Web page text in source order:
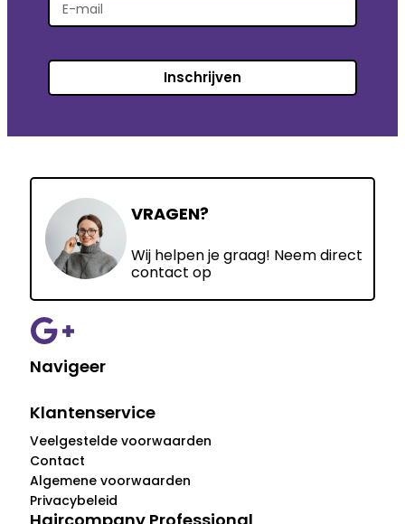
Inschrijven
VRAGEN?
Wij helpen je graag! Neem direct
contact op
Navigeer
Klantenservice
Veelgestelde voorwaarden
Contact
Algemene voorwaarden
Privacybeleid